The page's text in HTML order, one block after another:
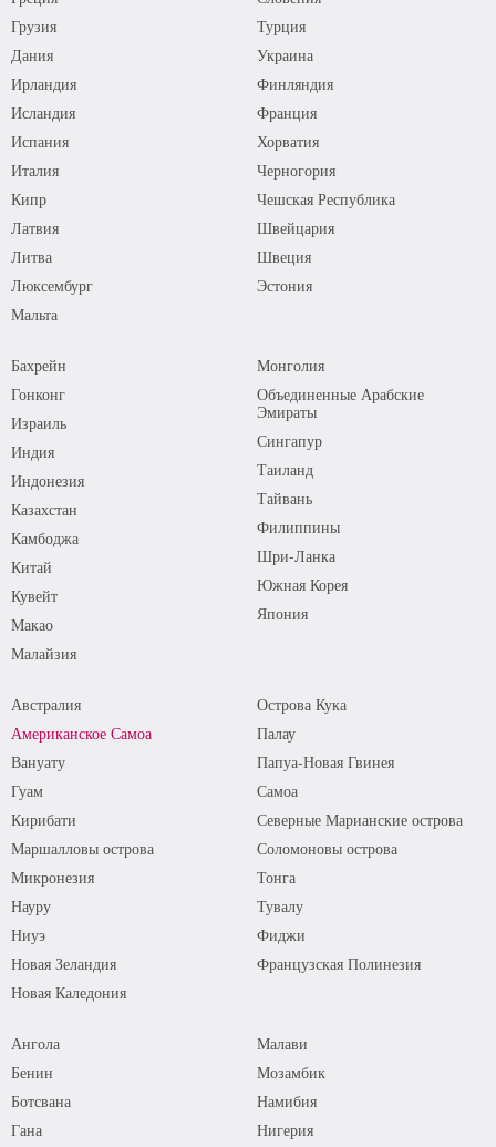
Грузия
Дания
Ирландия
Исландия
Испания
Италия
Кипр
Латвия
Литва
Люксембург
Мальта
Турция
Украина
Финляндия
Франция
Хорватия
Черногория
Чешская Республика
Швейцария
Швеция
Эстония
Бахрейн
Гонконг
Израиль
Индия
Индонезия
Казахстан
Камбоджа
Китай
Кувейт
Макао
Малайзия
Монголия
Объединенные Арабские
Эмираты
Сингапур
Таиланд
Тайвань
Филиппины
Шри-Ланка
Южная Корея
Япония
Австралия
Американское Самоа
Вануату
Гуам
Кирибати
Маршалловы острова
Микронезия
Науру
Ниуэ
Новая Зеландия
Новая Каледония
Острова Кука
Палау
Папуа-Новая Гвинея
Самоа
Северные Марианские острова
Соломоновы острова
Тонга
Тувалу
Фиджи
Французская Полинезия
Ангола
Бенин
Ботсвана
Гана
Малави
Мозамбик
Намибия
Нигерия